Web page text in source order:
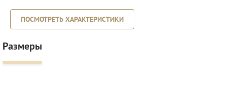
ПОСМОТРЕТЬ ХАРАКТЕРИСТИКИ
Размеры